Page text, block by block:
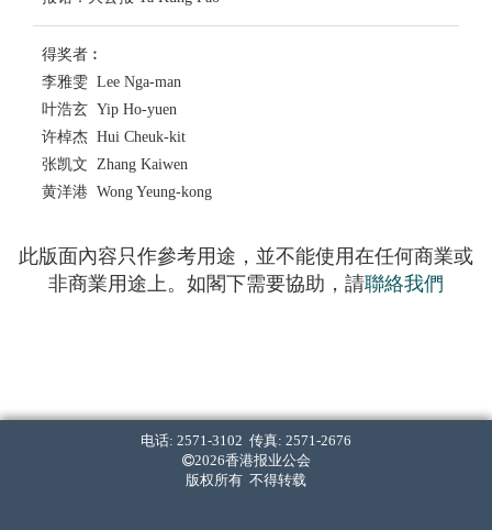
得奖者︰
李雅雯 Lee Nga-man
叶浩玄 Yip Ho-yuen
许棹杰 Hui Cheuk-kit
张凯文 Zhang Kaiwen
黄洋港 Wong Yeung-kong
此版面內容只作參考用途，並不能使用在任何商業或
非商業用途上。如閣下需要協助，請聯絡我們
电话: 2571-3102 传真: 2571-2676
2026香港报业公会
版权所有 不得转载